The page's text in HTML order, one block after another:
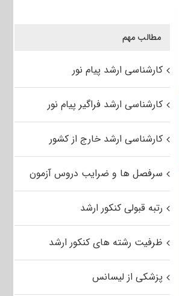
مطالب مهم
کارشناسی ارشد پیام نور
کارشناسی ارشد فراگیر پیام نور
کارشناسی ارشد خارج از کشور
سرفصل ها و ضرایب دروس آزمون
رتبه قبولی کنکور ارشد
ظرفیت رشته های کنکور ارشد
پزشکی از لیسانس